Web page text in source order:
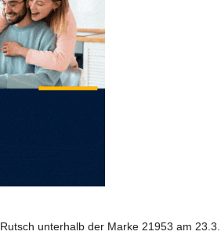
unterhalb der Marke 21953 am 23.3.